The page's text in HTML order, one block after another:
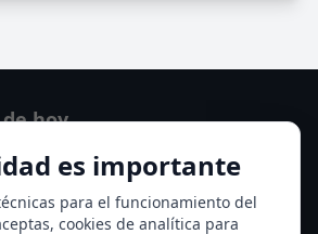
es importante
para el funcionamiento del
cookies de analítica para
hoy
Guzmán
de hoy